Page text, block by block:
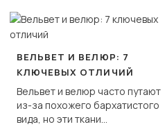
ВЕЛЬВЕТ И ВЕЛЮР: 7
КЛЮЧЕВЫХ ОТЛИЧИЙ
Вельвет и велюр часто путают
из-за похожего бархатистого
вида, но эти ткани